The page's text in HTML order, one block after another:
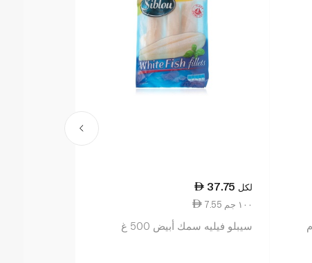
37.75 لكل
7.55 ١٠٠ جم
سيبلو فيليه سمك أبيض 500 غ